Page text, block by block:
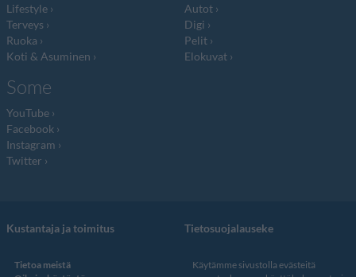
Lifestyle
Terveys
Ruoka
Koti & Asuminen
Autot
Digi
Pelit
Elokuvat
Some
YouTube
Facebook
Instagram
Twitter
Kustantaja ja toimitus
Tietoa meistä
Tietosuojalauseke
Käytämme sivustolla evästeitä